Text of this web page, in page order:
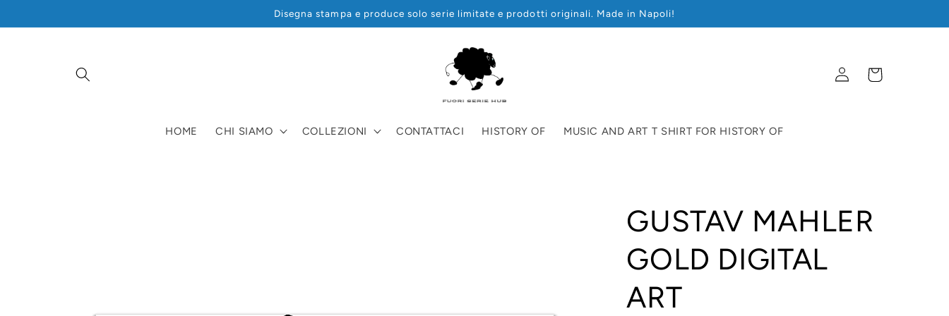
ai contenuti
Disegna stampa e produce solo serie limitate e prodotti originali. Made in Napoli!
HOME CHI SIAMO COLLEZIONI CONTATTACI HISTORY OF MUSIC AND ART T SHIRT FOR HISTORY OF
Accedi Carrello
GUSTAV MAHLER
GOLD DIGITAL
ART